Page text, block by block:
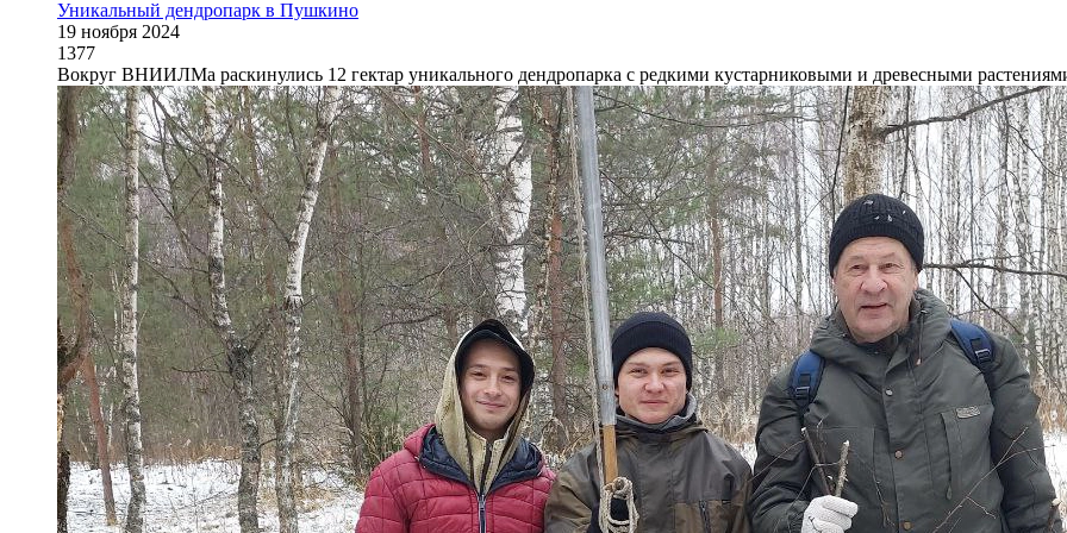
Уникальный дендропарк в Пушкино
19 ноября 2024
1377
Вокруг ВНИИЛМа раскинулись 12 гектар уникального дендропарка с редкими кустарниковыми и древесными